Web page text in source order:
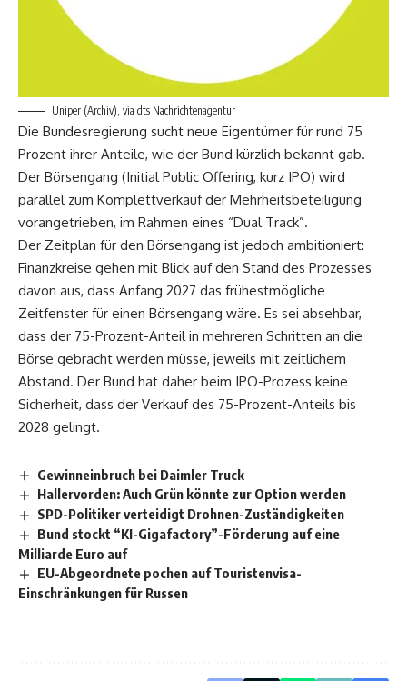
Uniper (Archiv), via dts Nachrichtenagentur
Die Bundesregierung sucht neue Eigentümer für rund 75
Prozent ihrer Anteile, wie der Bund kürzlich bekannt gab.
Der Börsengang (Initial Public Offering, kurz IPO) wird
parallel zum Komplettverkauf der Mehrheitsbeteiligung
vorangetrieben, im Rahmen eines “Dual Track”.
Der Zeitplan für den Börsengang ist jedoch ambitioniert:
Finanzkreise gehen mit Blick auf den Stand des Prozesses
davon aus, dass Anfang 2027 das frühestmögliche
Zeitfenster für einen Börsengang wäre. Es sei absehbar,
dass der 75-Prozent-Anteil in mehreren Schritten an die
Börse gebracht werden müsse, jeweils mit zeitlichem
Abstand. Der Bund hat daher beim IPO-Prozess keine
Sicherheit, dass der Verkauf des 75-Prozent-Anteils bis
2028 gelingt.
Gewinneinbruch bei Daimler Truck
Hallervorden: Auch Grün könnte zur Option werden
SPD-Politiker verteidigt Drohnen-Zuständigkeiten
Bund stockt “KI-Gigafactory”-Förderung auf eine
Milliarde Euro auf
EU-Abgeordnete pochen auf Touristenvisa-
Einschränkungen für Russen